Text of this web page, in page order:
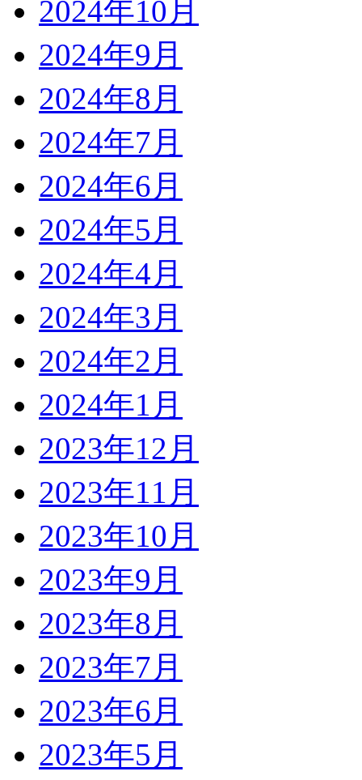
2024年10月
2024年9月
2024年8月
2024年7月
2024年6月
2024年5月
2024年4月
2024年3月
2024年2月
2024年1月
2023年12月
2023年11月
2023年10月
2023年9月
2023年8月
2023年7月
2023年6月
2023年5月